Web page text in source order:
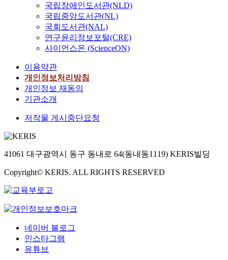
국립장애인도서관(NLD)
국립중앙도서관(NL)
국회도서관(NAL)
연구윤리정보포털(CRE)
사이언스온 (ScienceON)
이용약관
개인정보처리방침
개인정보 재동의
기관소개
저작물 게시중단요청
41061 대구광역시 동구 동내로 64(동내동1119) KERIS빌딩
Copyright© KERIS. ALL RIGHTS RESERVED
네이버 블로그
인스타그램
유튜브